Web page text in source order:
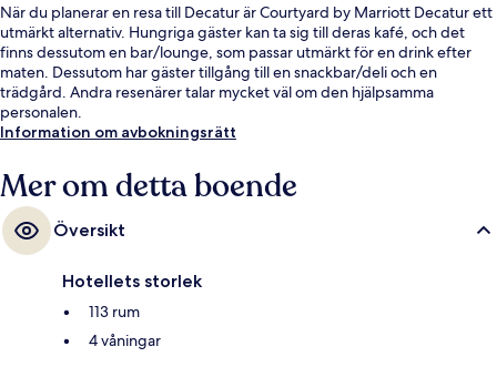
När du planerar en resa till Decatur är Courtyard by Marriott Decatur ett
utmärkt alternativ. Hungriga gäster kan ta sig till deras kafé, och det
finns dessutom en bar/lounge, som passar utmärkt för en drink efter
maten. Dessutom har gäster tillgång till en snackbar/deli och en
trädgård. Andra resenärer talar mycket väl om den hjälpsamma
personalen.
Information om avbokningsrätt
Mer om detta boende
Översikt
Hotellets storlek
113 rum
4 våningar